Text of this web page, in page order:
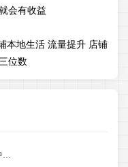
会有收益
本地生活 流量提升 店铺
位数
...